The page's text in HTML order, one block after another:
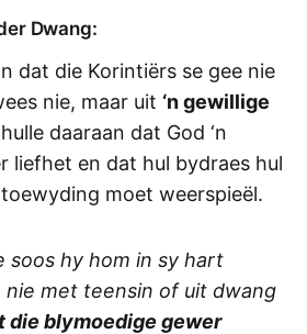
Dwang:
dat die Korintiërs se gee nie
nie, maar uit ‘n gewillige
daaraan dat God ‘n
liefhet en dat hul bydraes hul
moet weerspieël.
soos hy hom in sy hart
met teensin of uit dwang
die blymoedige gewer